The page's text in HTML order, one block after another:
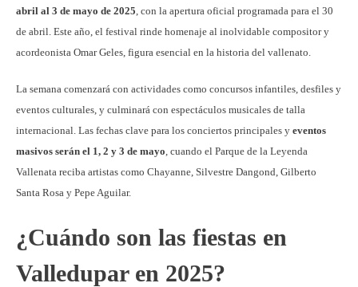
abril al 3 de mayo de 2025 , con la apertura oficial programada para el 30
de abril. Este año, el festival rinde homenaje al inolvidable compositor y
acordeonista Omar Geles, figura esencial en la historia del vallenato.
La semana comenzará con actividades como concursos infantiles, desfiles y
eventos culturales, y culminará con espectáculos musicales de talla
internacional. Las fechas clave para los conciertos principales y eventos
masivos serán el 1, 2 y 3 de mayo , cuando el Parque de la Leyenda
Vallenata reciba artistas como Chayanne, Silvestre Dangond, Gilberto
Santa Rosa y Pepe Aguilar.
¿Cuándo son las fiestas en
Valledupar en 2025?